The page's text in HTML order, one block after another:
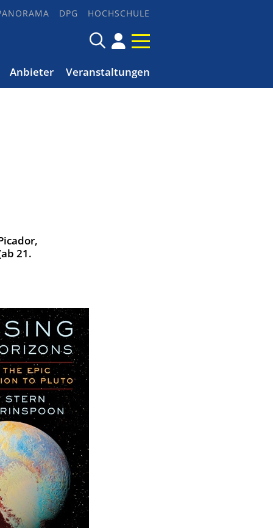
DPG HOCHSCHULE
Anbieter Veranstaltungen
21.